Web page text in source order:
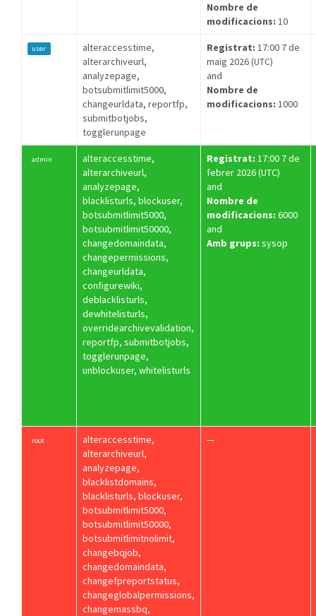
Nombre de
modificacions: 10
user
alteraccesstime,
alterarchiveurl,
analyzepage,
botsubmitlimit5000,
changeurldata, reportfp,
submitbotjobs,
togglerunpage
Registrat: 17:00 7 de
maig 2026 (UTC)
and
Nombre de
modificacions: 1000
admin
alteraccesstime,
alterarchiveurl,
analyzepage,
blacklisturls, blockuser,
botsubmitlimit5000,
botsubmitlimit50000,
changedomaindata,
changepermissions,
changeurldata,
configurewiki,
deblacklisturls,
dewhitelisturls,
overridearchivevalidation,
reportfp, submitbotjobs,
togglerunpage,
unblockuser, whitelisturls
Registrat: 17:00 7 de
febrer 2026 (UTC)
and
Nombre de
modificacions: 6000
and
Amb grups: sysop
root
alteraccesstime,
alterarchiveurl,
analyzepage,
blacklistdomains,
blacklisturls, blockuser,
botsubmitlimit5000,
botsubmitlimit50000,
botsubmitlimitnolimit,
changebqjob,
changedomaindata,
changefpreportstatus,
changeglobalpermissions,
changemassbq,
—